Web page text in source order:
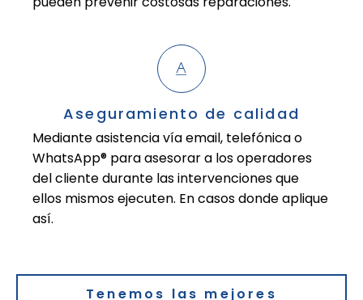
Aseguramiento de calidad
Mediante asistencia vía email, telefónica o
WhatsApp® para asesorar a los operadores
del cliente durante las intervenciones que
ellos mismos ejecuten. En casos donde aplique
así.
Tenemos las mejores